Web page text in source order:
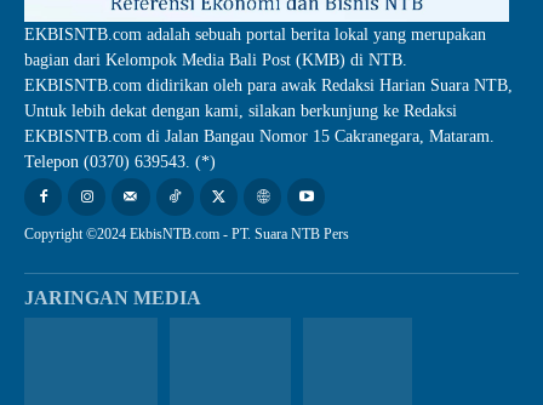
EKBISNTB.com adalah sebuah portal berita lokal yang merupakan
bagian dari Kelompok Media Bali Post (KMB) di NTB.
EKBISNTB.com didirikan oleh para awak Redaksi Harian Suara NTB,
Untuk lebih dekat dengan kami, silakan berkunjung ke Redaksi
EKBISNTB.com di Jalan Bangau Nomor 15 Cakranegara, Mataram.
Telepon (0370) 639543. (*)
Copyright ©2024 EkbisNTB.com - PT. Suara NTB Pers
JARINGAN MEDIA